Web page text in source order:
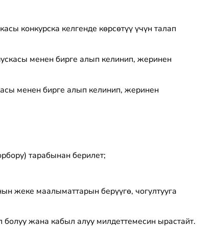
конкурска келгенде көрсөтүү үчүн талап
менен бирге алып келинип, жеринен
менен бирге алып келинип, жеринен
тарабынан берилет;
жеке маалыматтарын берүүгө, чогултууга
жана кабыл алуу милдеттемесин ырастайт.